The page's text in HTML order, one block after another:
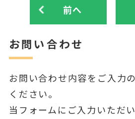
前へ
お問い合わせ
お問い合わせ内容をご入力
ください。
当フォームにご入力いただ